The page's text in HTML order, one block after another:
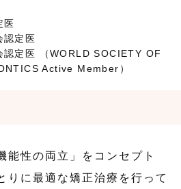
医
認定医
認定医 （WORLD SOCIETY OF
Active Member）
能性の両立」をコンセプト
りに最適な矯正治療を行って